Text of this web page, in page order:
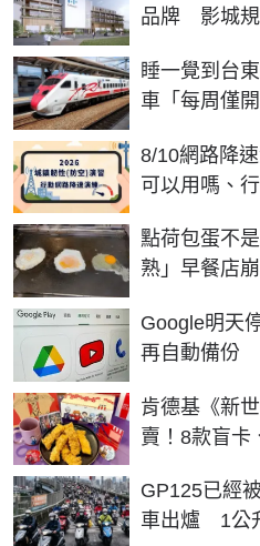
品牌 影城規
睡一覺到台
車「每周僅
8/10網路降
可以用嗎、
點荷包蛋不
熟」早餐店
Google明天
再自動備份
肯德基《新
賣！8款盲卡
GP125已經
車出爐 1公